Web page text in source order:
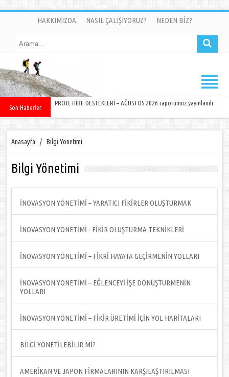
HAKKIMIZDA NASIL ÇALIŞIYORUZ? NEDEN BİZ?
Son Haberler
PROJE HİBE DESTEKLERİ – AĞUSTOS 2026 raporumuz yayınlandı.
Anasayfa / Bilgi Yönetimi
Bilgi Yönetimi
İNOVASYON YÖNETİMİ – YARATICI FİKİRLER OLUŞTURMAK
İNOVASYON YÖNETİMİ - FİKİR OLUŞTURMA TEKNİKLERİ
İNOVASYON YÖNETİMİ – FİKRİ HAYATA GEÇİRMENİN YOLLARI
İNOVASYON YÖNETİMİ – EĞLENCEYİ İŞE DÖNÜŞTÜRMENİN
YOLLARI
İNOVASYON YÖNETİMİ – FİKİR ÜRETİMİ İÇİN YOL HARİTALARI
BİLGİ YÖNETİLEBİLİR Mİ?
AMERİKAN VE JAPON FİRMALARININ KARŞILAŞTIRILMASI